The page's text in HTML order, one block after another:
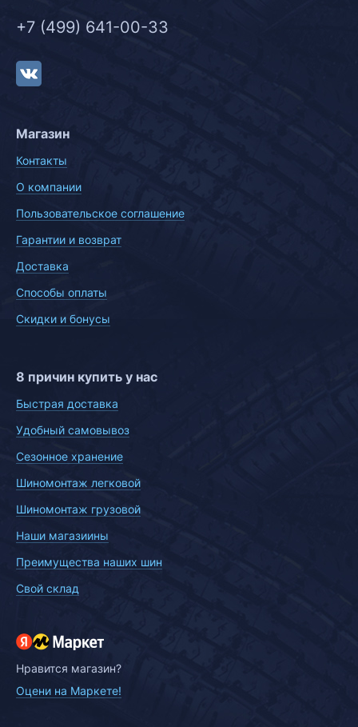
+7 (499) 641-00-33
Магазин
Контакты
О компании
Пользовательское соглашение
Гарантии и возврат
Доставка
Способы оплаты
Скидки и бонусы
8 причин купить у нас
Быстрая доставка
Удобный самовывоз
Сезонное хранение
Шиномонтаж легковой
Шиномонтаж грузовой
Наши магазиины
Преимущества наших шин
Свой склад
Нравится магазин?
Оцени на Маркете!